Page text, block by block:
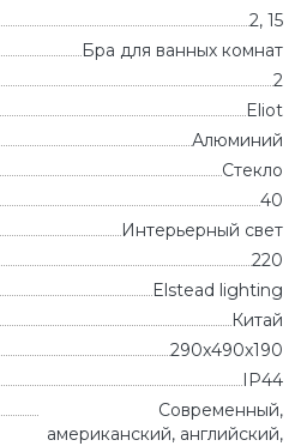
2, 15
Бра для ванных комнат
2
Eliot
Алюминий
Стекло
40
Интерьерный свет
220
Elstead lighting
Китай
290x490x190
IP44
Современный,
американский, английский,